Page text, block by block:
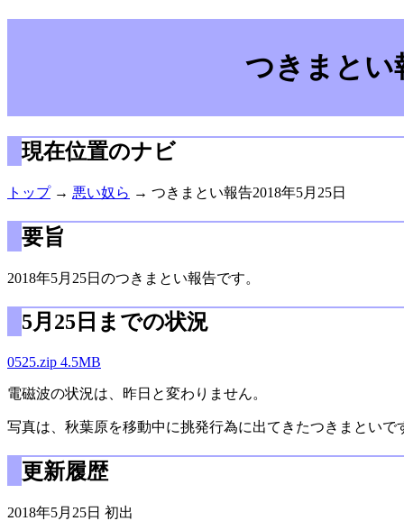
つきまとい
現在位置のナビ
トップ→ 悪い奴ら → つきまとい報告2018年5月25日
要旨
2018年5月25日のつきまとい報告です。
5月25日までの状況
0525.zip 4.5MB
電磁波の状況は、昨日と変わりません。
写真は、秋葉原を移動中に挑発行為に出てきたつきまといで
更新履歴
2018年5月25日 初出